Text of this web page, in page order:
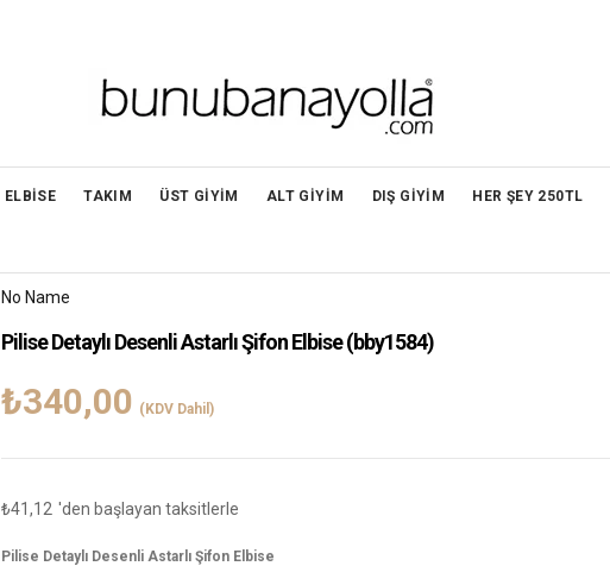
ELBİSE TAKIM ÜST GİYİM ALT GİYİM DIŞ GİYİM HER ŞEY 250TL
No Name
Pilise Detaylı Desenli Astarlı Şifon Elbise(bby1584)
₺340,00 (KDV Dahil)
₺41,12 'den başlayan taksitlerle
Pilise Detaylı Desenli Astarlı Şifon Elbise